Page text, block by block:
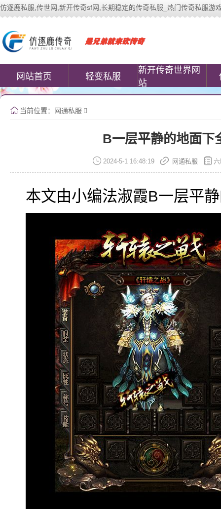
仿逐鹿私服,传世网,新开传奇sf网,长期稳定的传奇私服_热门传奇私服游
网站首页 轻变私服
新开传奇世界网
站
当前位置： 网通私服
B一层平静的地面下
2024-5-1 16:48:19 网通私服
本文由小编法淑霞B一层平